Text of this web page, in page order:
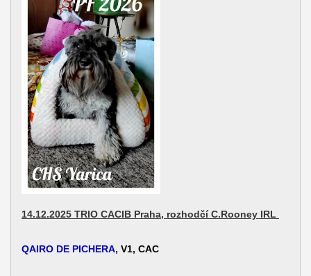
14.12.2025 TRIO CACIB Praha, rozhodčí C.Rooney IRL
QAIRO DE PICHERA, V1, CAC